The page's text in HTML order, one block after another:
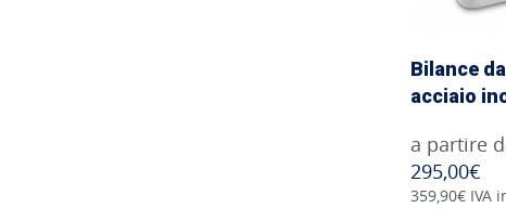
Bilance
acciaio
a partire
295,00€
359,90€ IVA